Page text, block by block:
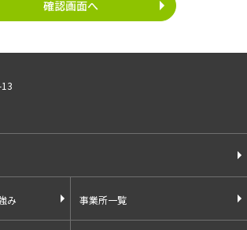
個人情報の利用
報は、法令等に定める場合を除いて、ご本
三者に提供することはございません。
情報は、文書保存、サーバー管理等の目的
み 事業所一覧